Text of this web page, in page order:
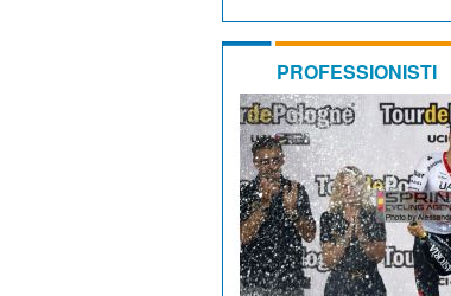
PROFESSIONISTI